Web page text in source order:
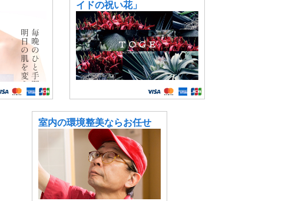
イドの祝い花」
室内の環境整美ならお任せ